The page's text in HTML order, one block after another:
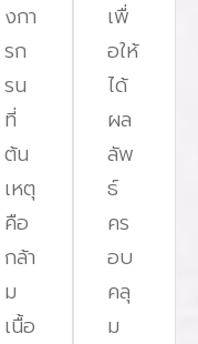
งกา
รก
รน
ที่
ต้น
เหตุ
คือ
กล้า
ม
เนื้อ
เพื่
อให้
ได้
ผล
ลัพ
ธ์
คร
อบ
คลุ
ม